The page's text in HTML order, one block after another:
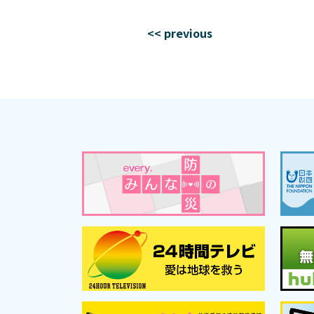
<< previous